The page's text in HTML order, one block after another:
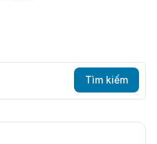
Tìm kiếm